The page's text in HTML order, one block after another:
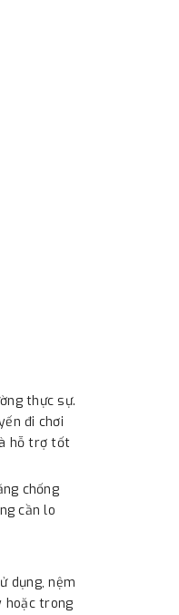
thực sự.
đi chơi
hỗ trợ tốt
chống
cần lo
dụng, nệm
hoặc trong